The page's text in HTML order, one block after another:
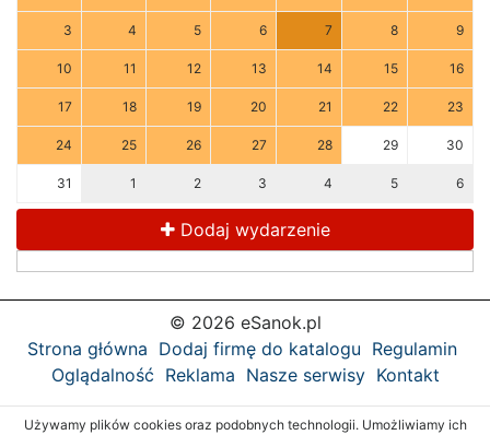
3 4 5 6 7 8 9
10 11 12 13 14 15 16
17 18 19 20 21 22 23
24 25 26 27 28 29 30
31 1 2 3 4 5 6
Dodaj wydarzenie
© 2026 eSanok.pl
Strona główna Dodaj firmę do katalogu Regulamin
Oglądalność Reklama Nasze serwisy Kontakt
Używamy plików cookies oraz podobnych technologii. Umożliwiamy ich